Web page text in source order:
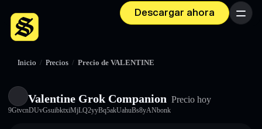
Descargar ahora Menú
Inicio / Precios / Precio de VALENTINE
Valentine Grok Companion Precio hoy
9GtvcnDUvGsuibktxiMjLQ2yyBq5akUahuBs8yANbonk